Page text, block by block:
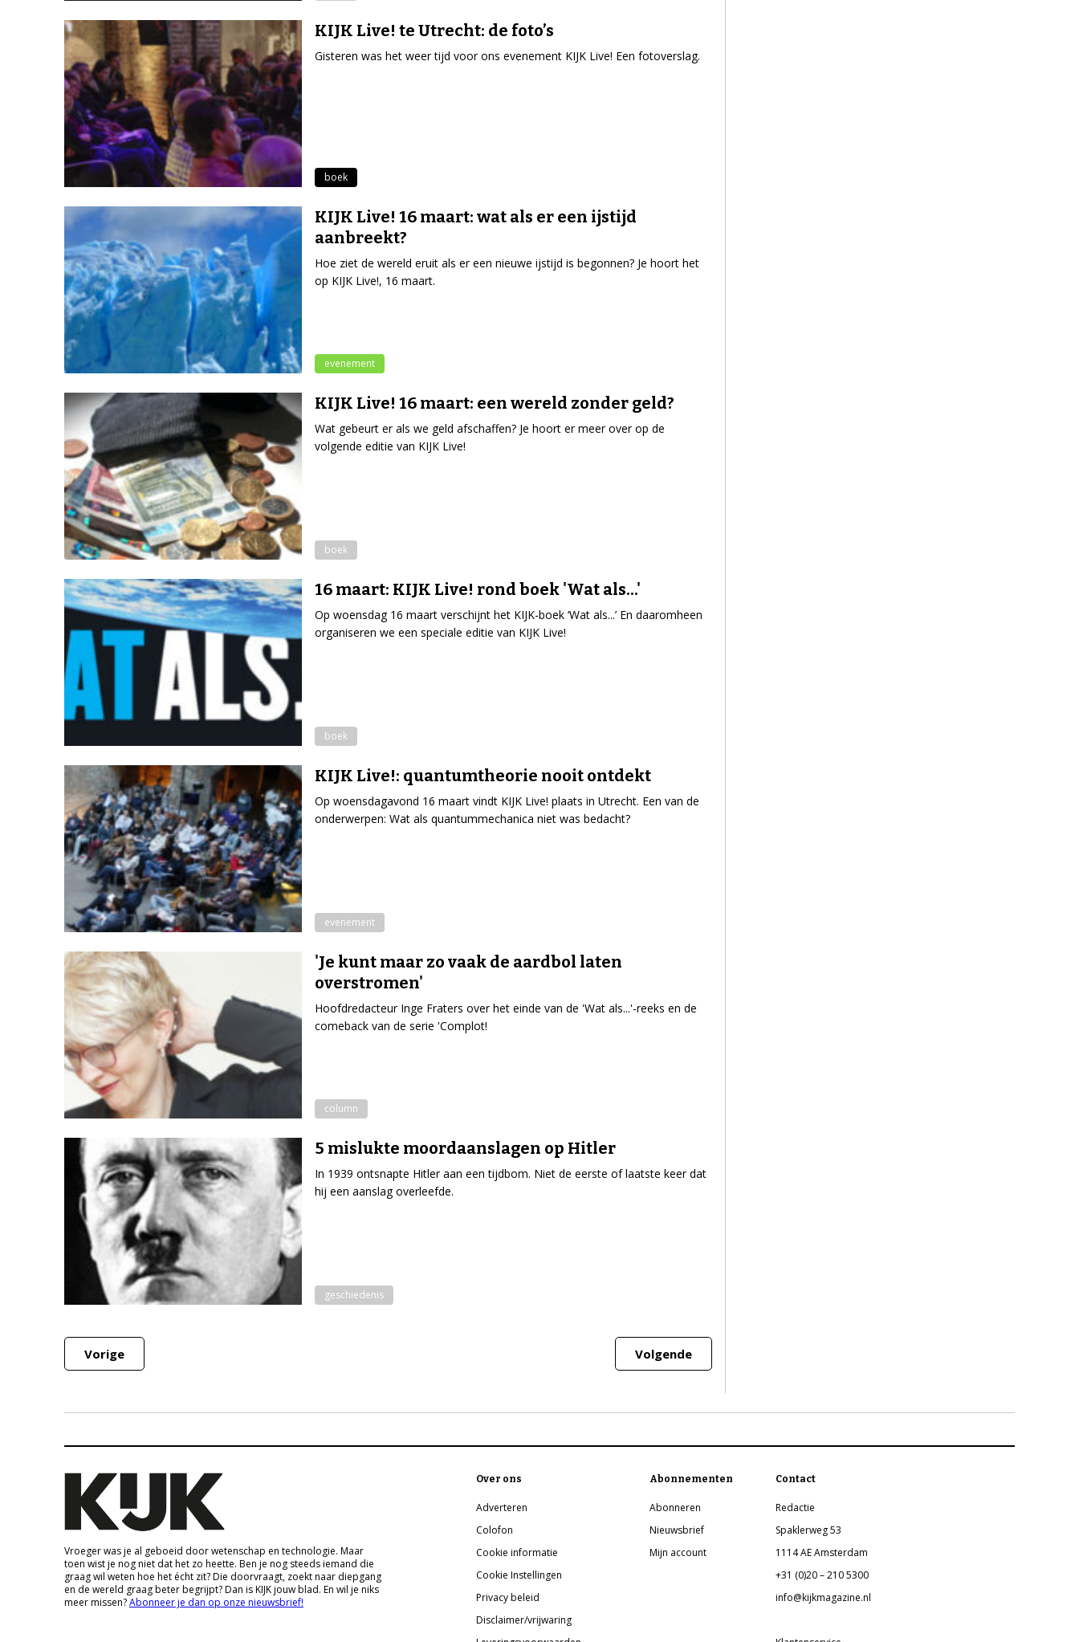
KIJK Live! te Utrecht: de foto’s
Gisteren was het weer tijd voor ons evenement KIJK Live! Een fotoverslag.
boek
KIJK Live! 16 maart: wat als er een ijstijd
aanbreekt?
Hoe ziet de wereld eruit als er een nieuwe ijstijd is begonnen? Je hoort het
op KIJK Live!, 16 maart.
evenement
KIJK Live! 16 maart: een wereld zonder geld?
Wat gebeurt er als we geld afschaffen? Je hoort er meer over op de
volgende editie van KIJK Live!
boek
16 maart: KIJK Live! rond boek 'Wat als...'
Op woensdag 16 maart verschijnt het KIJK-boek ‘Wat als...’ En daaromheen
organiseren we een speciale editie van KIJK Live!
boek
KIJK Live!: quantumtheorie nooit ontdekt
Op woensdagavond 16 maart vindt KIJK Live! plaats in Utrecht. Een van de
onderwerpen: Wat als quantummechanica niet was bedacht?
evenement
'Je kunt maar zo vaak de aardbol laten
overstromen'
Hoofdredacteur Inge Fraters over het einde van de 'Wat als...'-reeks en de
comeback van de serie 'Complot!
column
5 mislukte moordaanslagen op Hitler
In 1939 ontsnapte Hitler aan een tijdbom. Niet de eerste of laatste keer dat
hij een aanslag overleefde.
geschiedenis
Vorige Volgende
Vroeger was je al geboeid door wetenschap en technologie. Maar
toen wist je nog niet dat het zo heette. Ben je nog steeds iemand die
graag wil weten hoe het écht zit? Die doorvraagt, zoekt naar diepgang
en de wereld graag beter begrijpt? Dan is KIJK jouw blad. En wil je niks
meer missen?Abonneer je dan op onze nieuwsbrief!
Over ons
Adverteren
Colofon
Cookie informatie
Cookie Instellingen
Privacy beleid
Disclaimer/vrijwaring
Abonnementen
Abonneren
Nieuwsbrief
Mijn account
Contact
Redactie
Spaklerweg 53
1114 AE Amsterdam
+31 (0)20 – 210 5300
info@kijkmagazine.nl